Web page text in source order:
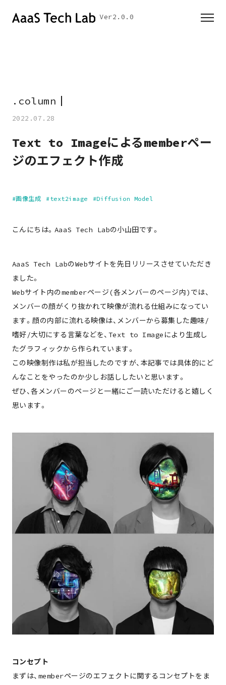
Ver2.0.0
. column
2022.07.28
Text to Imageによるmemberペー
ジのエフェクト作成
#画像生成 #text2image #Diffusion Model
こんにちは。AaaS Tech Labの小山田です。
AaaS Tech LabのWebサイトを先日リリースさせていただき
ました。
Webサイト内のmemberページ(各メンバーのページ内)では、
メンバーの顔がくり抜かれて映像が流れる仕組みになってい
ます。顔の内部に流れる映像は、メンバーから募集した趣味/
嗜好/大切にする言葉などを、Text to Imageにより生成し
たグラフィックから作られています。
この映像制作は私が担当したのですが、本記事では具体的にど
んなことをやったのか少しお話ししたいと思います。
ぜひ、各メンバーのページと一緒にご一読いただけると嬉しく
思います。
コンセプト
まずは、memberページのエフェクトに関するコンセプトをま